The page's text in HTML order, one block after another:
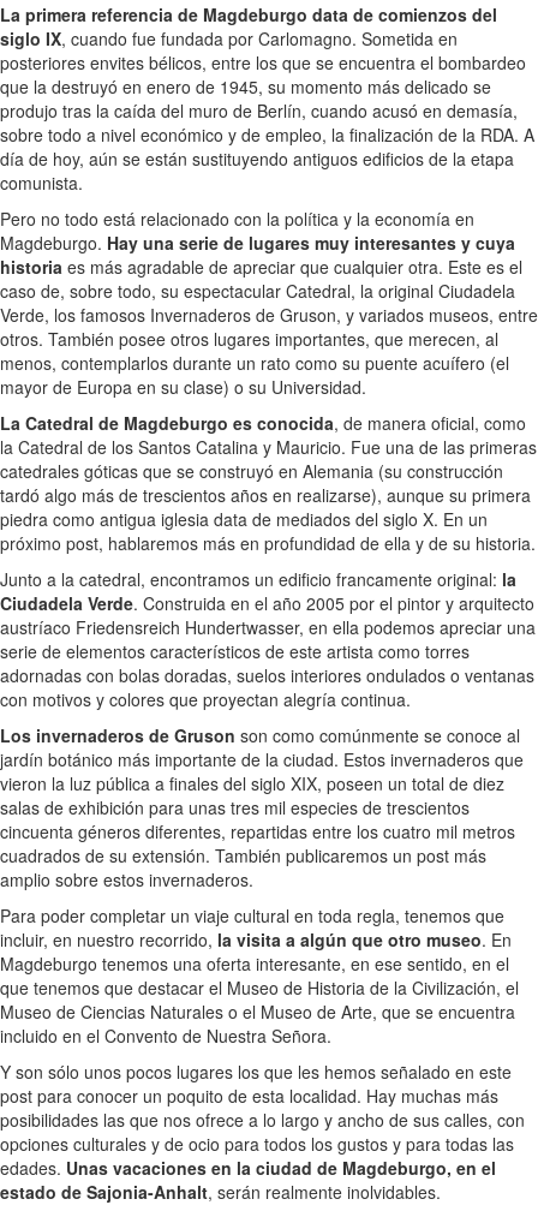
La primera referencia de Magdeburgo data de comienzos del
siglo IX, cuando fue fundada por Carlomagno. Sometida en
posteriores envites bélicos, entre los que se encuentra el bombardeo
que la destruyó en enero de 1945, su momento más delicado se
produjo tras la caída del muro de Berlín, cuando acusó en demasía,
sobre todo a nivel económico y de empleo, la finalización de la RDA. A
día de hoy, aún se están sustituyendo antiguos edificios de la etapa
comunista.
Pero no todo está relacionado con la política y la economía en
Magdeburgo. Hay una serie de lugares muy interesantes y cuya
historia es más agradable de apreciar que cualquier otra. Este es el
caso de, sobre todo, su espectacular Catedral, la original Ciudadela
Verde, los famosos Invernaderos de Gruson, y variados museos, entre
otros. También posee otros lugares importantes, que merecen, al
menos, contemplarlos durante un rato como su puente acuífero (el
mayor de Europa en su clase) o su Universidad.
La Catedral de Magdeburgo es conocida, de manera oficial, como
la Catedral de los Santos Catalina y Mauricio. Fue una de las primeras
catedrales góticas que se construyó en Alemania (su construcción
tardó algo más de trescientos años en realizarse), aunque su primera
piedra como antigua iglesia data de mediados del siglo X. En un
próximo post, hablaremos más en profundidad de ella y de su historia.
Junto a la catedral, encontramos un edificio francamente original: la
Ciudadela Verde. Construida en el año 2005 por el pintor y arquitecto
austríaco Friedensreich Hundertwasser, en ella podemos apreciar una
serie de elementos característicos de este artista como torres
adornadas con bolas doradas, suelos interiores ondulados o ventanas
con motivos y colores que proyectan alegría continua.
Los invernaderos de Gruson son como comúnmente se conoce al
jardín botánico más importante de la ciudad. Estos invernaderos que
vieron la luz pública a finales del siglo XIX, poseen un total de diez
salas de exhibición para unas tres mil especies de trescientos
cincuenta géneros diferentes, repartidas entre los cuatro mil metros
cuadrados de su extensión. También publicaremos un post más
amplio sobre estos invernaderos.
Para poder completar un viaje cultural en toda regla, tenemos que
incluir, en nuestro recorrido, la visita a algún que otro museo. En
Magdeburgo tenemos una oferta interesante, en ese sentido, en el
que tenemos que destacar el Museo de Historia de la Civilización, el
Museo de Ciencias Naturales o el Museo de Arte, que se encuentra
incluido en el Convento de Nuestra Señora.
Y son sólo unos pocos lugares los que les hemos señalado en este
post para conocer un poquito de esta localidad. Hay muchas más
posibilidades las que nos ofrece a lo largo y ancho de sus calles, con
opciones culturales y de ocio para todos los gustos y para todas las
edades. Unas vacaciones en la ciudad de Magdeburgo, en el
estado de Sajonia-Anhalt, serán realmente inolvidables.